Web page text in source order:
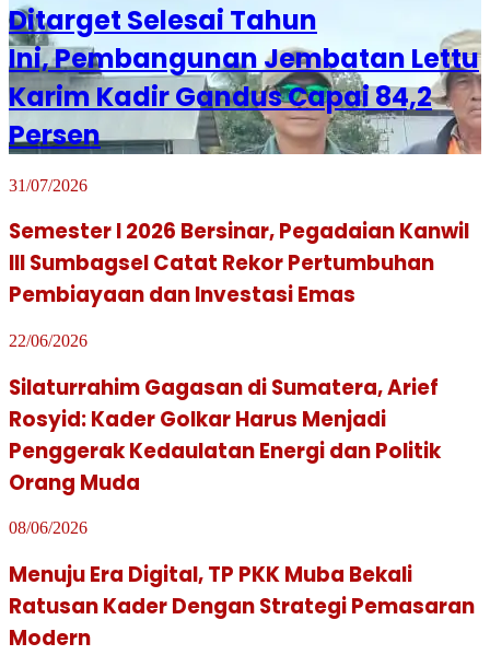
Ditarget Selesai Tahun
Ini, Pembangunan Jembatan Lettu
Karim Kadir Gandus Capai 84,2
Persen
31/07/2026
Semester I 2026 Bersinar, Pegadaian Kanwil
III Sumbagsel Catat Rekor Pertumbuhan
Pembiayaan dan Investasi Emas
22/06/2026
Silaturrahim Gagasan di Sumatera, Arief
Rosyid: Kader Golkar Harus Menjadi
Penggerak Kedaulatan Energi dan Politik
Orang Muda
08/06/2026
Menuju Era Digital, TP PKK Muba Bekali
Ratusan Kader Dengan Strategi Pemasaran
Modern